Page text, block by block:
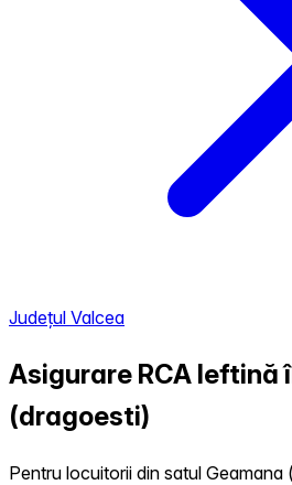
Județul Valcea
Asigurare RCA Ieftină
(dragoesti)
Pentru locuitorii din satul